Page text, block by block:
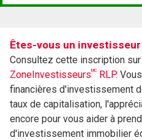
Êtes-vous un
Consultez cette inscription
ZoneInvestisseursMC RLP.
financières d'investissement
taux de capitalisation,
encore pour vous aider à
d'investissement immobilier